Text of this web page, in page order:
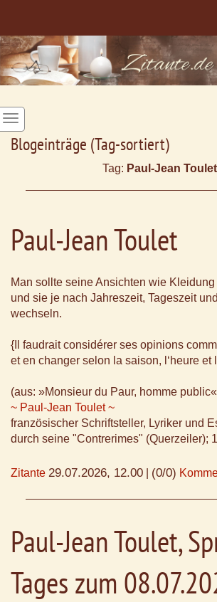
Blogeinträge (Tag-sortiert)
Tag: Paul-Jean Toulet
Paul-Jean Toulet
Man sollte seine Ansichten wie Kleidung
und sie je nach Jahreszeit, Tageszeit
wechseln.
{Il faudrait considérer ses opinions
et en changer selon la saison, l‘heure et
(aus: »Monsieur du Paur, homme
~ Paul-Jean Toulet ~
französischer Schriftsteller, Lyriker und
durch seine "Contrerimes" (Querzeiler);
Zitante 29.07.2026, 12.00 (0/0)
Paul-Jean Toulet,
Tages zum